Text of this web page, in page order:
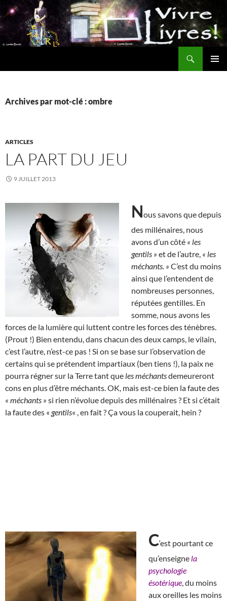
Aller
au
contenu
Archives par mot-clé : ombre
ARTICLES
LA PART DU JEU
9 JUILLET 2013
Nous savons que depuis
des millénaires, nous
avons d’un côté « les
gentils » et de l’autre, « les
méchants. » C’est du moins
ainsi que l’entendent de
nombreuses personnes,
réputées gentilles. En
somme, nous avons les
forces de la lumière qui luttent contre les forces des ténèbres.
(Prout !) Bien entendu, dans chacun des deux camps, le vilain,
c’est l’autre, n’est-ce pas ! Si on se base sur l’observation de
certains qui se prétendent impartiaux (ben tiens !), la paix ne
pourra régner sur la Terre tant que les méchantsdemeureront
cons en plus d’être méchants. OK, mais est-ce bien la faute des
« méchants » si rien n’évolue depuis des millénaires ? Et si c’était
la faute des « gentils« , en fait ? Ça vous la couperait, hein ?
C‘est pourtant ce
qu’enseigne la
psychologie
ésotérique , du moins
aux oreilles les moins